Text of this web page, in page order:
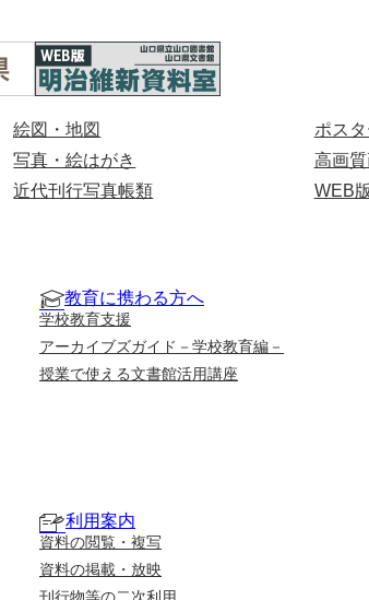
絵図・地図
写真・絵はがき
近代刊行写真帳類
ポス
高画
WEB
教育に携わる方へ
学校教育支援
アーカイブズガイド－学校教育編－
授業で使える文書館活用講座
利用案内
資料の閲覧・複写
資料の掲載・放映